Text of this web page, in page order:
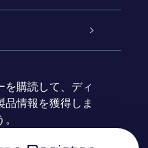
Page
を購読して、ディ
品情報を獲得しま